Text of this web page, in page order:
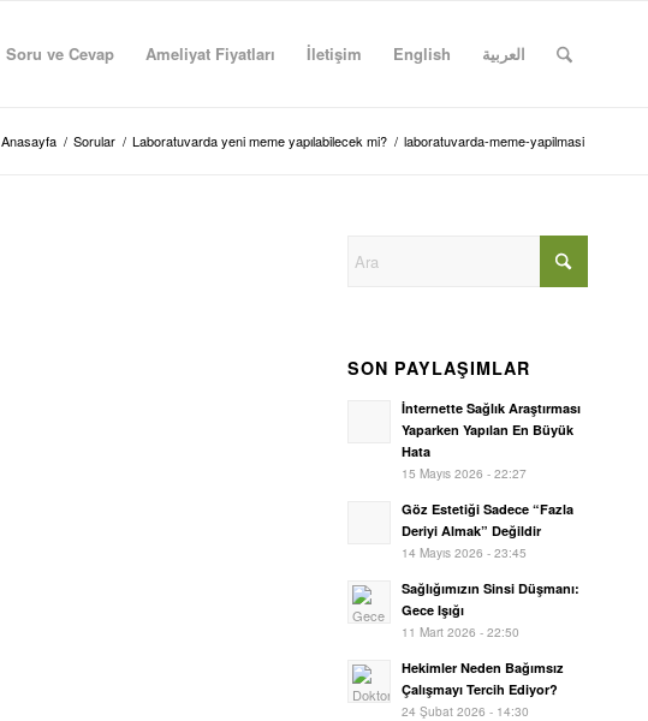
Soru ve Cevap Ameliyat Fiyatları İletişim English العربية
Anasayfa / Sorular / Laboratuvarda yeni meme yapılabilecek mi? / laboratuvarda-meme-yapilmasi
SON PAYLAŞIMLAR
İnternette Sağlık Araştırması
Yaparken Yapılan En Büyük
Hata
15 Mayıs 2026 - 22:27
Göz Estetiği Sadece “Fazla
Deriyi Almak” Değildir
14 Mayıs 2026 - 23:45
Sağlığımızın Sinsi Düşmanı:
Gece Işığı
11 Mart 2026 - 22:50
Hekimler Neden Bağımsız
Çalışmayı Tercih Ediyor?
24 Şubat 2026 - 14:30